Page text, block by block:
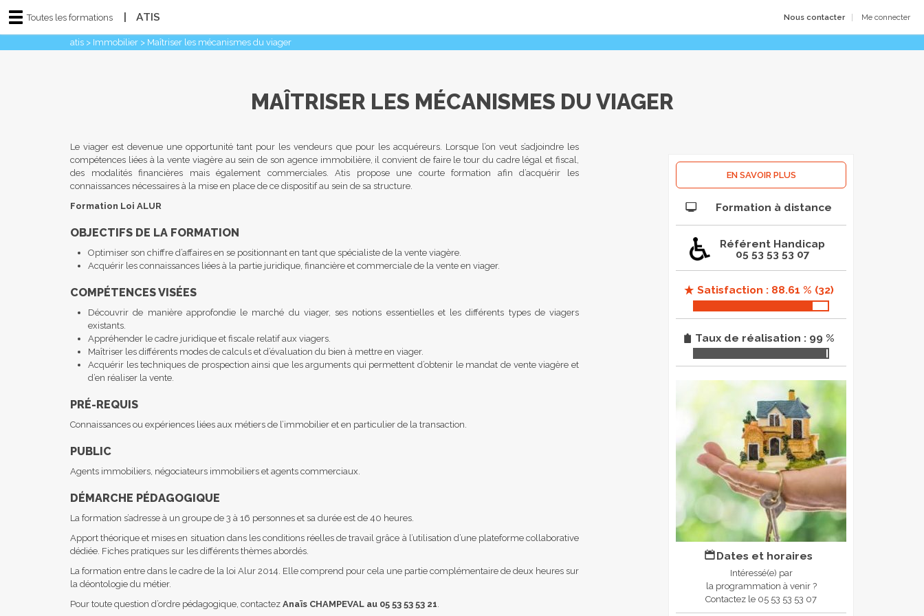
Toutes les formations | ATIS Nous contacter Me connecter
atis > Immobilier > Maî­tri­ser les méca­nismes du via­ger
MAÎ­TRI­SER LES MÉCA­NISMES DU VIA­GER
Le viager est devenue une opportunité tant pour les vendeurs que pour les acquéreurs. Lorsque l’on veut s’adjoindre les
compétences liées à la vente viagère au sein de son agence immobilière, il convient de faire le tour du cadre légal et fiscal,
des modalités financières mais également commerciales. Atis propose une courte formation afin d’acquérir les
connaissances nécessaires à la mise en place de ce dispositif au sein de sa structure.
Formation Loi ALUR
OBJECTIFS DE LA FORMATION
Optimiser son chiffre d’affaires en se positionnant en tant que spécialiste de la vente viagère.
Acquérir les connaissances liées à la partie juridique, financière et commerciale de la vente en viager.
COMPÉTENCES VISÉES
Découvrir de manière approfondie le marché du viager, ses notions essentielles et les différents types de viagers
existants.
Appréhender le cadre juridique et fiscale relatif aux viagers.
Maîtriser les différents modes de calculs et d’évaluation du bien à mettre en viager.
Acquérir les techniques de prospection ainsi que les arguments qui permettent d’obtenir le mandat de vente viagère et
d’en réaliser la vente.
PRÉ-REQUIS
Connaissances ou expériences liées aux métiers de l’immobilier et en particulier de la transaction.
PUBLIC
Agents immobiliers, négociateurs immobiliers et agents commerciaux.
DÉMARCHE PÉDAGOGIQUE
La formation s’adresse à un groupe de 3 à 16 personnes et sa durée est de 40 heures.
Apport théorique et mises en situation dans les conditions réelles de travail grâce à l’utilisation d’une plateforme collaborative
dédiée. Fiches pratiques sur les différents thèmes abordés.
La formation entre dans le cadre de la loi Alur 2014. Elle comprend pour cela une partie complémentaire de deux heures sur
la déontologie du métier.
Pour toute question d’ordre pédagogique, contactez Anaïs CHAMPEVAL au 05 53 53 53 21.
EN SAVOIR PLUS
Formation à distance
Référent Handicap
05 53 53 53 07
Satisfaction : 88.61 % (32)
Taux de réalisation : 99 %
Dates et horaires
Intéressé(e) par
la programmation à venir ?
Contactez le 05 53 53 53 07